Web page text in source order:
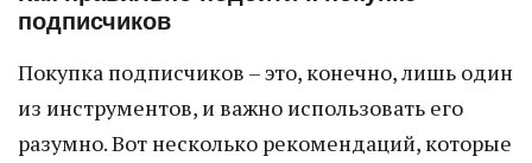
подписчиков
Покупка подписчиков – это, конечно, лишь один
из инструментов, и важно использовать его
разумно. Вот несколько рекомендаций, которые